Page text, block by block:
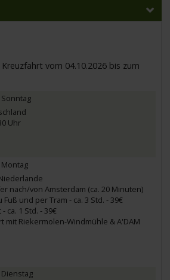
vom 04.10.2026 bis zum
Sonntag
Uhr
Montag
nach/von Amsterdam (ca. 20 Minuten)
und per Tram - ca. 3 Std. - 39€
ca. 1 Std. - 39€
mit Riekermolen-Windmühle & A'DAM
Dienstag